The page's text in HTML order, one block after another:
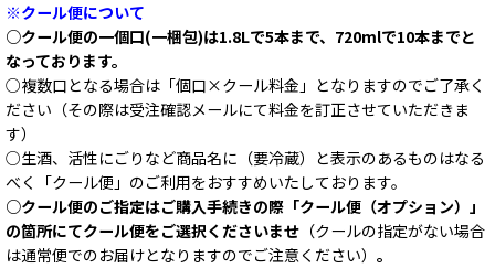
※クール便について
○クール便の一個口(一梱包)は1.8Lで5本まで、720mlで10本までと
なっております。
○複数口となる場合は「個口×クール料金」となりますのでご了承く
ださい（その際は受注確認メールにて料金を訂正させていただきま
す）
○生酒、活性にごりなど商品名に（要冷蔵）と表示のあるものはなる
べく「クール便」のご利用をおすすめいたしております。
○クール便のご指定はご購入手続きの際「クール便（オプション）」
の箇所にてクール便をご選択くださいませ （クールの指定がない場合
は通常便でのお届けとなりますのでご注意ください） 。